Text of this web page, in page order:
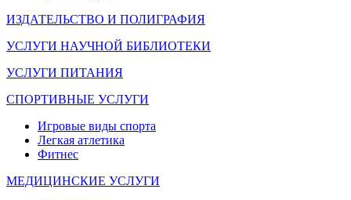
ИЗДАТЕЛЬСТВО И ПОЛИГРАФИЯ
УСЛУГИ НАУЧНОЙ БИБЛИОТЕКИ
УСЛУГИ ПИТАНИЯ
СПОРТИВНЫЕ УСЛУГИ
Игровые виды спорта
Легкая атлетика
Фитнес
МЕДИЦИНСКИЕ УСЛУГИ